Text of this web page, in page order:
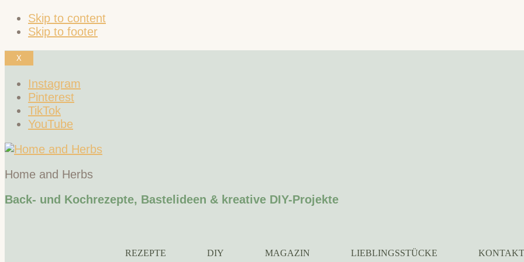
Skip to content
Skip to footer
X
Instagram
Pinterest
TikTok
YouTube
Home and Herbs
Back- und Kochrezepte, Bastelideen & kreative DIY-Projekte
REZEPTE DIY MAGAZIN LIEBLINGSSTÜCKE KONTAKT